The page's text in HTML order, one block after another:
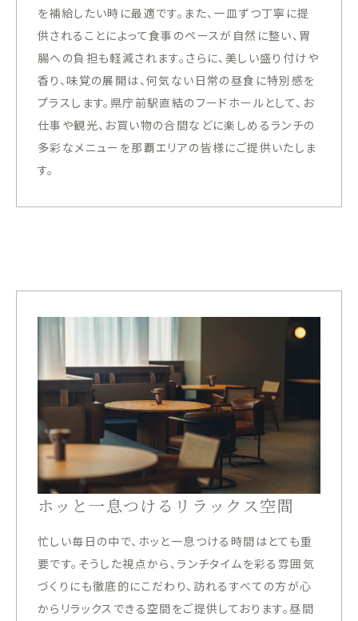
を補給したい時に最適です。また、一皿ずつ丁寧に提
供されることによって食事のペースが自然に整い、胃
腸への負担も軽減されます。さらに、美しい盛り付けや
香り、味覚の展開は、何気ない日常の昼食に特別感を
プラスします。県庁前駅直結のフードホールとして、お
仕事や観光、お買い物の合間などに楽しめるランチの
多彩なメニューを那覇エリアの皆様にご提供いたしま
す。
ホッと一息つけるリラックス空間
忙しい毎日の中で、ホッと一息つける時間はとても重
要です。そうした視点から、ランチタイムを彩る雰囲気
づくりにも徹底的にこだわり、訪れるすべての方が心
からリラックスできる空間をご提供しております。昼間